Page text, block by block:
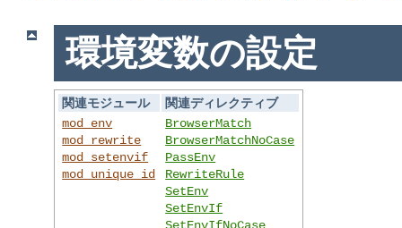
環境変数の設定
関連モジュール
関連ディレクティブ
mod_env
mod_rewrite
mod_setenvif
mod_unique_id
BrowserMatch
BrowserMatchNoCase
PassEnv
RewriteRule
SetEnv
SetEnvIf
SetEnvIfNoCase